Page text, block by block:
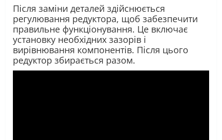
Після заміни деталей здійснюється
регулювання редуктора, щоб забезпечити
правильне функціонування. Це включає
установку необхідних зазорів і
вирівнювання компонентів. Після цього
редуктор збирається разом.